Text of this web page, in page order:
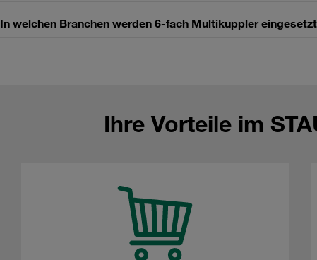
In welchen Branchen werden 6‑fach Multikuppler
Ihre Vorteile im